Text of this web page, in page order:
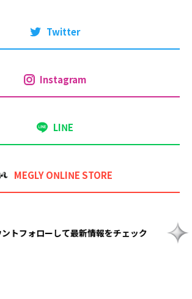
Twitter
Instagram
LINE
MEGLY ONLINE STORE
SNSアカウントフォローして最新情報をチェック